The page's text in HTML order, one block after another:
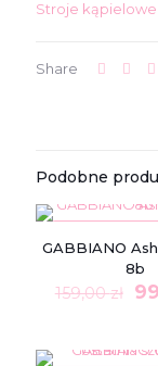
Stroje
Share
Podobne
GABBIANO
8b
159,00zł